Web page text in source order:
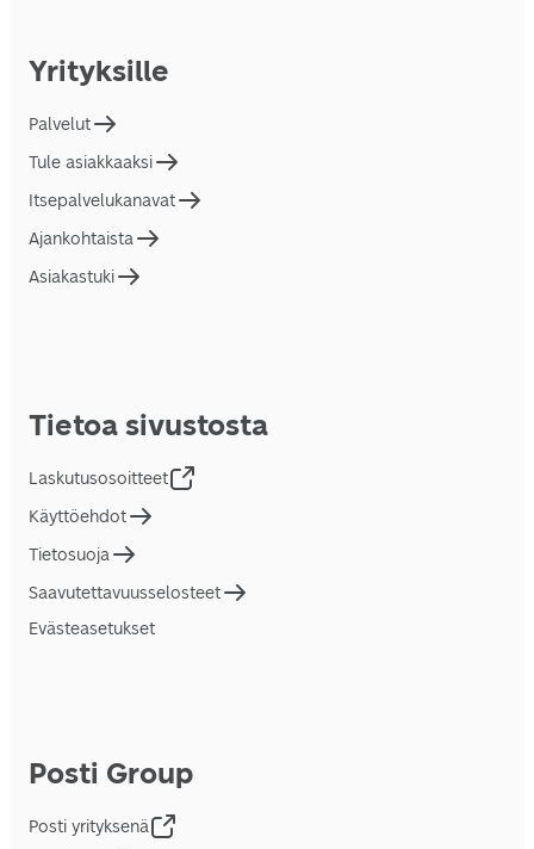
Yrityksille
Palvelut
Tule asiakkaaksi
Itsepalvelukanavat
Ajankohtaista
Asiakastuki
Tietoa sivustosta
Laskutusosoitteet
Käyttöehdot
Tietosuoja
Saavutettavuusselosteet
Evästeasetukset
Posti Group
Posti yrityksenä